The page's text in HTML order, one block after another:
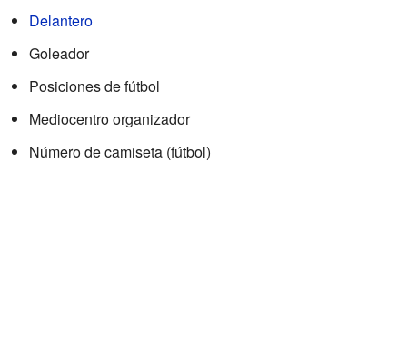
Delantero
Goleador
Posiciones de fútbol
Mediocentro organizador
Número de camiseta (fútbol)